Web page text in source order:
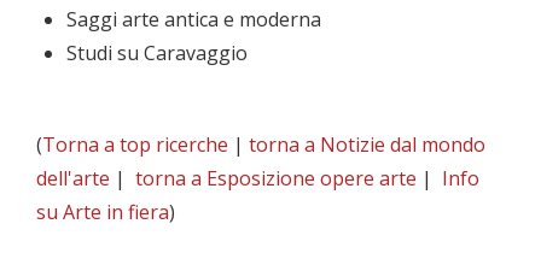
Saggi arte antica e moderna
Studi su Caravaggio
(Torna a top ricerche | torna a Notizie dal mondo
dell'arte | torna a Esposizione opere arte | Info
su Arte in fiera)